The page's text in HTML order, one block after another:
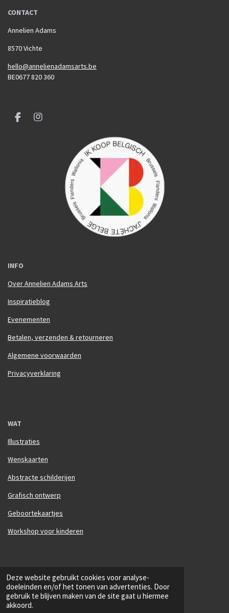
Deze website gebruikt cookies voor analyse-
doeleinden en/of het tonen van advertenties. Door
gebruik te blijven maken van de site gaat u hiermee
akkoord.
CONTACT
Annelien Adams
8570 Vichte
hello@annelienadamsarts.be
BE0677 820 360
F
I
INFO
Over Annelien Adams Arts
Inspiratieblog
Evenementen
Betalen, verzenden & retourneren
Algemene voorwaarden
Privacyverklaring
WAT
Illustraties
Wenskaarten
Abstracte schilderijen
Grafisch ontwerp
Geboortekaartjes
Workshop voor kinderen
Powered by JouwWeb